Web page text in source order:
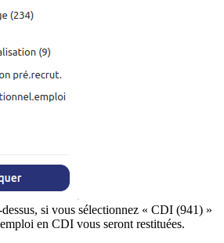
si vous sélectionnez « CDI (941) »
en CDI vous seront restituées.